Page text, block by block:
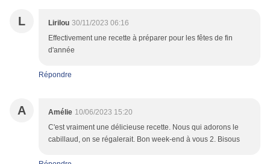
L Lirilou 30/11/2023 06:16
Effectivement une recette à préparer pour les fêtes de fin
d'année
Répondre
A Amélie 10/06/2023 15:20
C'est vraiment une délicieuse recette. Nous qui adorons le
cabillaud, on se régalerait. Bon week-end à vous 2. Bisous